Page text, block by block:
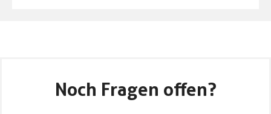
Noch Fragen offen?